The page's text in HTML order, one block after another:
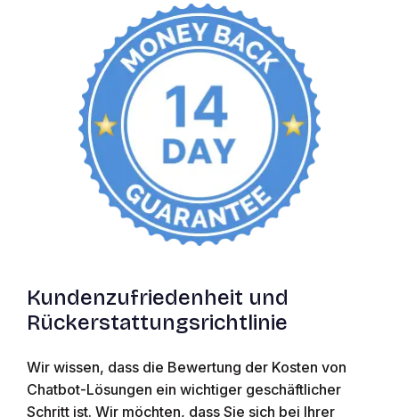
Kundenzufriedenheit und
Rückerstattungsrichtlinie
Wir wissen, dass die Bewertung der Kosten von
Chatbot-Lösungen ein wichtiger geschäftlicher
Schritt ist. Wir möchten, dass Sie sich bei Ihrer